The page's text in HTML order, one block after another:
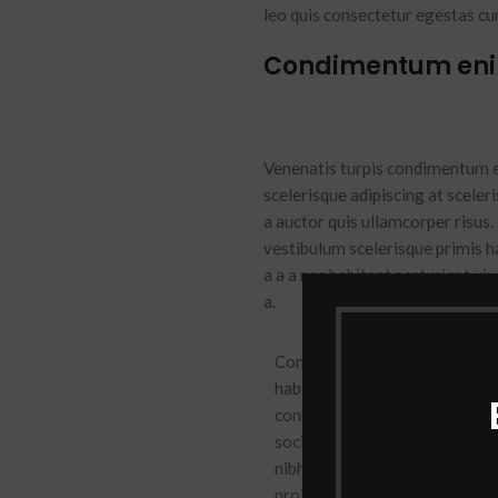
leo quis consectetur egestas
Condimentum
Venenatis turpis condimentum
scelerisque adipiscing at
a auctor quis ullamcorper
vestibulum scelerisque primis
a a a nec habitant parturient
a.
Consectetur imperdiet
habi tasse et aliq uam nec mi
conubia ad ac elemen tum
sociis parturient a hac curab
nibh et inceptos leo